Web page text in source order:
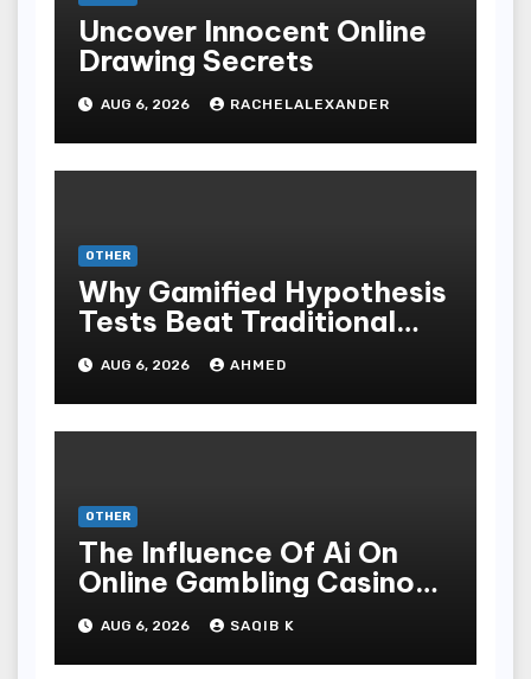
Uncover Innocent Online
Drawing Secrets
AUG 6, 2026 RACHELALEXANDER
OTHER
Why Gamified Hypothesis
Tests Beat Traditional
Meditate Methods
AUG 6, 2026 AHMED
OTHER
The Influence Of Ai On
Online Gambling Casino
Experiences
AUG 6, 2026 SAQIB K